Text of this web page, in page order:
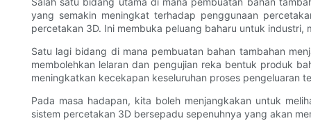
yang semakin meningkat terhadap penggunaan
percetakan 3D. Ini membuka peluang baharu untuk
Satu lagi bidang di mana pembuatan bahan tambahan
membolehkan lelaran dan pengujian reka bentuk produk
meningkatkan kecekapan keseluruhan proses pengeluaran
Pada masa hadapan, kita boleh menjangkakan untuk
sistem percetakan 3D bersepadu sepenuhnya yang akan